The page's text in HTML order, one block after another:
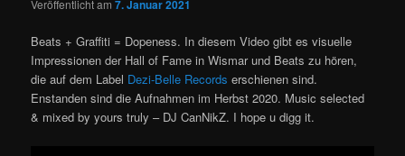
Veröffentlicht am7. Januar 2021
Beats + Graffiti = Dopeness. In diesem Video gibt es visuelle
Impressionen der Hall of Fame in Wismar und Beats zu hören,
die auf dem Label Dezi-Belle Records erschienen sind.
Enstanden sind die Aufnahmen im Herbst 2020. Music selected
& mixed by yours truly – DJ CanNikZ. I hope u digg it.